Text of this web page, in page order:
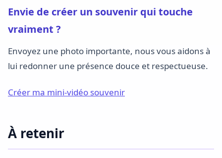
Envie de créer un souvenir qui touche
vraiment ?
Envoyez une photo importante, nous vous aidons à
lui redonner une présence douce et respectueuse.
Créer ma mini-vidéo souvenir
À retenir